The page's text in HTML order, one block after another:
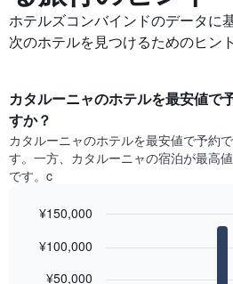
ホテルズコンバインドのデータに
次のホテルを見つけるためのヒン
カタルーニャ​のホテルを最安値で
すか？
カタルーニャ​の​ホテルを最安値で予約
す。一方、カタルーニャ​の​宿泊が最高
です。c
chart
graphic.
¥50,000
¥100,000
¥150,000